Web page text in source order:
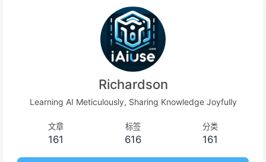
Richardson
Learning AI Meticulously, Sharing Knowledge Joyfully
文章
161
标签
616
分类
161